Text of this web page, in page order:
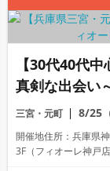
【30代40代
真剣な出会い
三宮・元町 8/25
開催地住所：兵庫県
3F（フィオーレ神戸店